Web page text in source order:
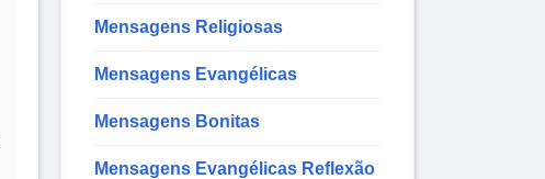
Mensagens Religiosas
Mensagens Evangélicas
Mensagens Bonitas
Mensagens Evangélicas Reflexão